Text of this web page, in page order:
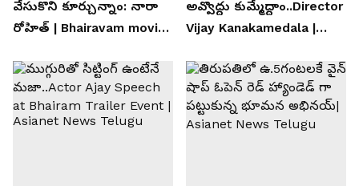
వేసుకొని కూర్చున్నాం: నారా
రోహిత్ | Bhairavam movie |
అవ్వొద్దు కుమ్మేద్దాం..Director
Vijay Kanakamedala |